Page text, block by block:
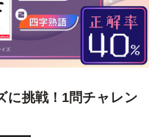
に挑戦！1問チャレン